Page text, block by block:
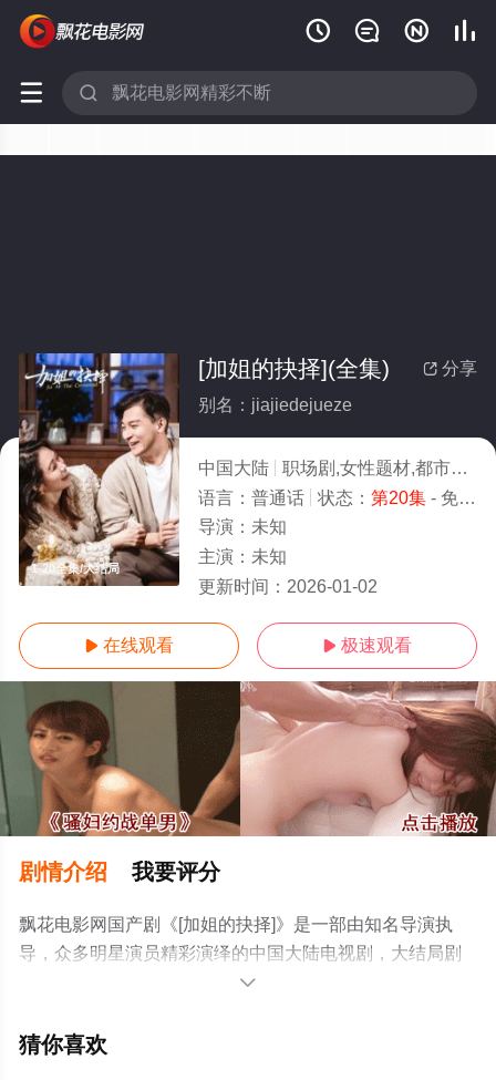
   
 
1-20全集/大结局
 分享
[加姐的抉择](全集)
别名：jiajiedejueze
中国大陆
职场剧,女性题材,都市生活,创业,女性成长,内地剧,内地
语言： 普通话 状态： 第20集- 免费在线播放
导演： 未知
主演： 未知
更新时间： 2026-01-02
 在线观看  极速观看
剧情介绍 我要评分
飘花电影网国产剧《[加姐的抉择]》是一部由知名导演执
导，众多明星演员精彩演绎的中国大陆电视剧，大结局剧
情已揭晓（1-20全集），手机免费观看高清无删减完整版
视剧、电视猫或剧情网等平台了解。

猜你喜欢